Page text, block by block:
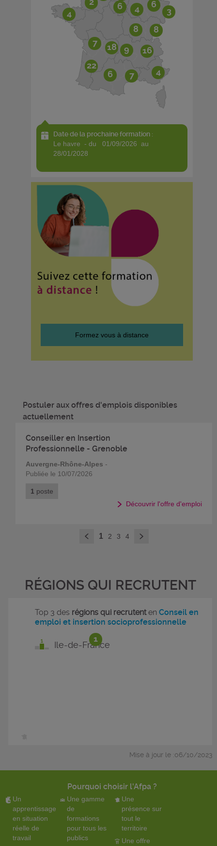
3
22
9
8
4 4
8
6
7
18
6
6
7
4
16
Date de la prochaine formation :
le havre - du 01/09/2026 au
28/01/2028
Formez vous à distance
Postuler aux offres d'emplois disponibles
actuellement
Conseiller en Insertion
Professionnelle - Grenoble
Auvergne-Rhône-Alpes -
Publiée le 10/07/2026
1 poste
Découvrir l'offre d'emploi
< 1 2 3 4 >
RÉGIONS QUI RECRUTENT
1
Top 3 des régions qui recrutentenConseil en
emploi et insertion socioprofessionnelle
Ile-de-France
Mise à jour le :06/10/2023
Pourquoi choisir l'Afpa ?
Un
apprentissage
en situation
réelle de
travail
Une gamme
de
formations
pour tous les
publics
Une
présence sur
tout le
territoire
Une offre